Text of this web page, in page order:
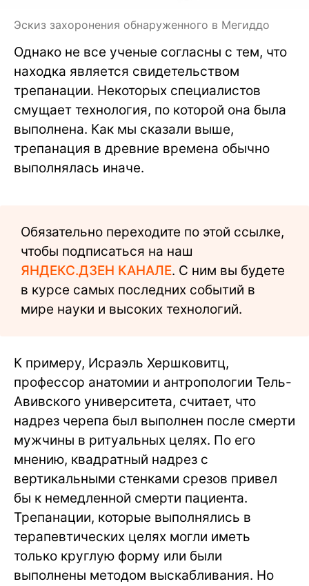
Эскиз захоронения обнаруженного в Мегиддо
Однако не все ученые согласны с тем, что
находка является свидетельством
трепанации. Некоторых специалистов
смущает технология, по которой она была
выполнена. Как мы сказали выше,
трепанация в древние времена обычно
выполнялась иначе.
Обязательно переходите по этой ссылке,
чтобы подписаться на наш
ЯНДЕКС.ДЗЕН КАНАЛЕ. С ним вы будете
в курсе самых последних событий в
мире науки и высоких технологий.
К примеру, Исраэль Хершковитц,
профессор анатомии и антропологии Тель-
Авивского университета, считает, что
надрез черепа был выполнен после смерти
мужчины в ритуальных целях. По его
мнению, квадратный надрез с
вертикальными стенками срезов привел
бы к немедленной смерти пациента.
Трепанации, которые выполнялись в
терапевтических целях могли иметь
только круглую форму или были
выполнены методом выскабливания. Но